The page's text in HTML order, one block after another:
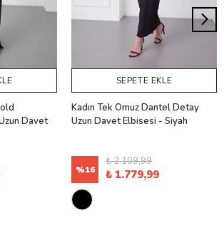
Davet
SEPETE EKLE
Kadın Tek Omuz Dantel Detay
Uzun Davet Elbisesi - Siyah
%16
₺ 2.109,99
₺ 1.779,99